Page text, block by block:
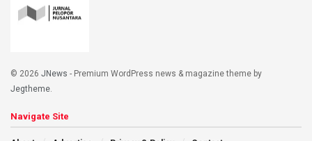
© 2026 JNews - Premium WordPress news & magazine theme by
Jegtheme.
Navigate Site